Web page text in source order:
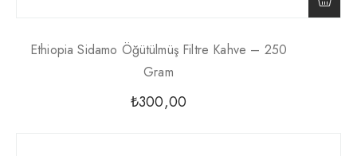
Ethiopia Sidamo Öğütülmüş Filtre Kahve – 250
Gram
₺300,00